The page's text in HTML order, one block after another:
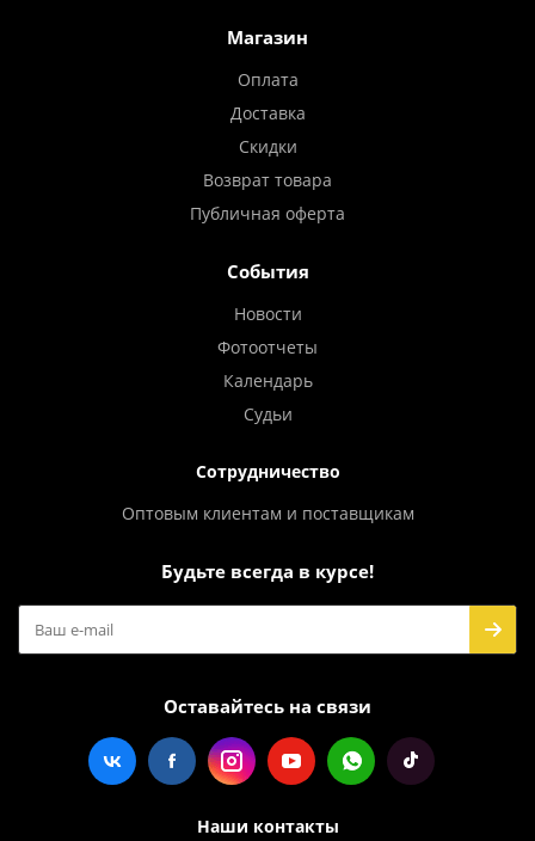
Магазин
Оплата
Доставка
Скидки
Возврат товара
Публичная оферта
События
Новости
Фотоотчеты
Календарь
Судьи
Сотрудничество
Оптовым клиентам и поставщикам
Будьте всегда в курсе!
Оставайтесь на связи
Наши контакты